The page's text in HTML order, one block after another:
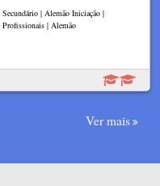
Secundário | Alemão Iniciação |
Profissionais | Alemão
Ver mais